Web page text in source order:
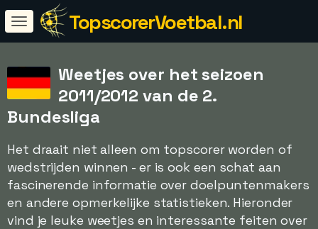
TopscorerVoetbal.nl
Weetjes over het seizoen
2011/2012 van de 2.
Bundesliga
Het draait niet alleen om topscorer worden of
wedstrijden winnen - er is ook een schat aan
fascinerende informatie over doelpuntenmakers
en andere opmerkelijke statistieken. Hieronder
vind je leuke weetjes en interessante feiten over